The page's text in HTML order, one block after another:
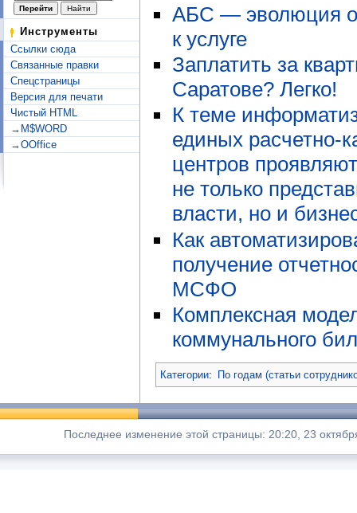
Инструменты
Ссылки сюда
Связанные правки
Спецстраницы
Версия для печати
Чистый HTML
→M$WORD
→OOffice
АБС — эволюция
к услуге
Заплатить за
Саратове? Легко!
К теме
единых расчетно-
центров
не только
власти, но и
Как
получение
МСФО
Комплексная
коммунального
Категории: По годам (статьи
Последнее изменение этой страницы: 20:20, 23